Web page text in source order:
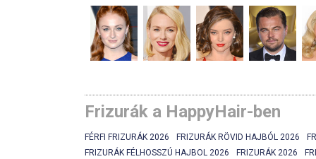
Frizurák a HappyHair-ben
FÉRFI FRIZURÁK 2026 FRIZURÁK RÖVID HAJBÓL 2026
FRIZURÁK FÉLHOSSZÚ HAJBOL 2026
FRIZURÁK 2026